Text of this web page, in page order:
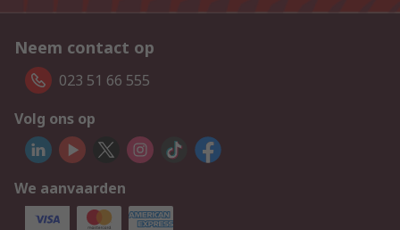
Neem contact op
023 51 66 555
Volg ons op
We aanvaarden